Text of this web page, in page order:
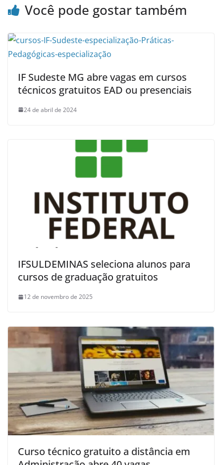
Você pode gostar também
IF Sudeste MG abre vagas em cursos
técnicos gratuitos EAD ou presenciais
24 de abril de 2024
IFSULDEMINAS seleciona alunos para
cursos de graduação gratuitos
12 de novembro de 2025
Curso técnico gratuito a distância em